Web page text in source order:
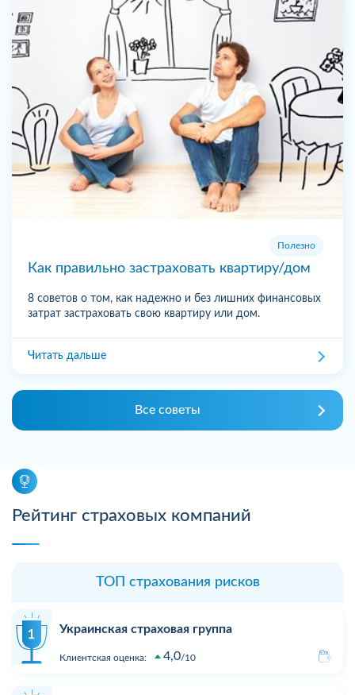
Полезно
Как правильно застраховать квартиру/дом
8 советов о том, как надежно и без лишних финансовых
затрат застраховать свою квартиру или дом.
Читать дальше
Все советы
Рейтинг страховых компаний
ТОП страхования рисков
Украинская страховая группа
Клиентская оценка: 4,0 10